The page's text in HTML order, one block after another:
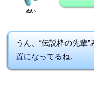
ぬい
うん、“伝説枠の先輩
置になってるね。